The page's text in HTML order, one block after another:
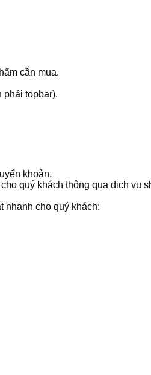
cần mua.
phải topbar).
khoản.
quý khách thông qua dịch vụ
nhanh cho quý khách: